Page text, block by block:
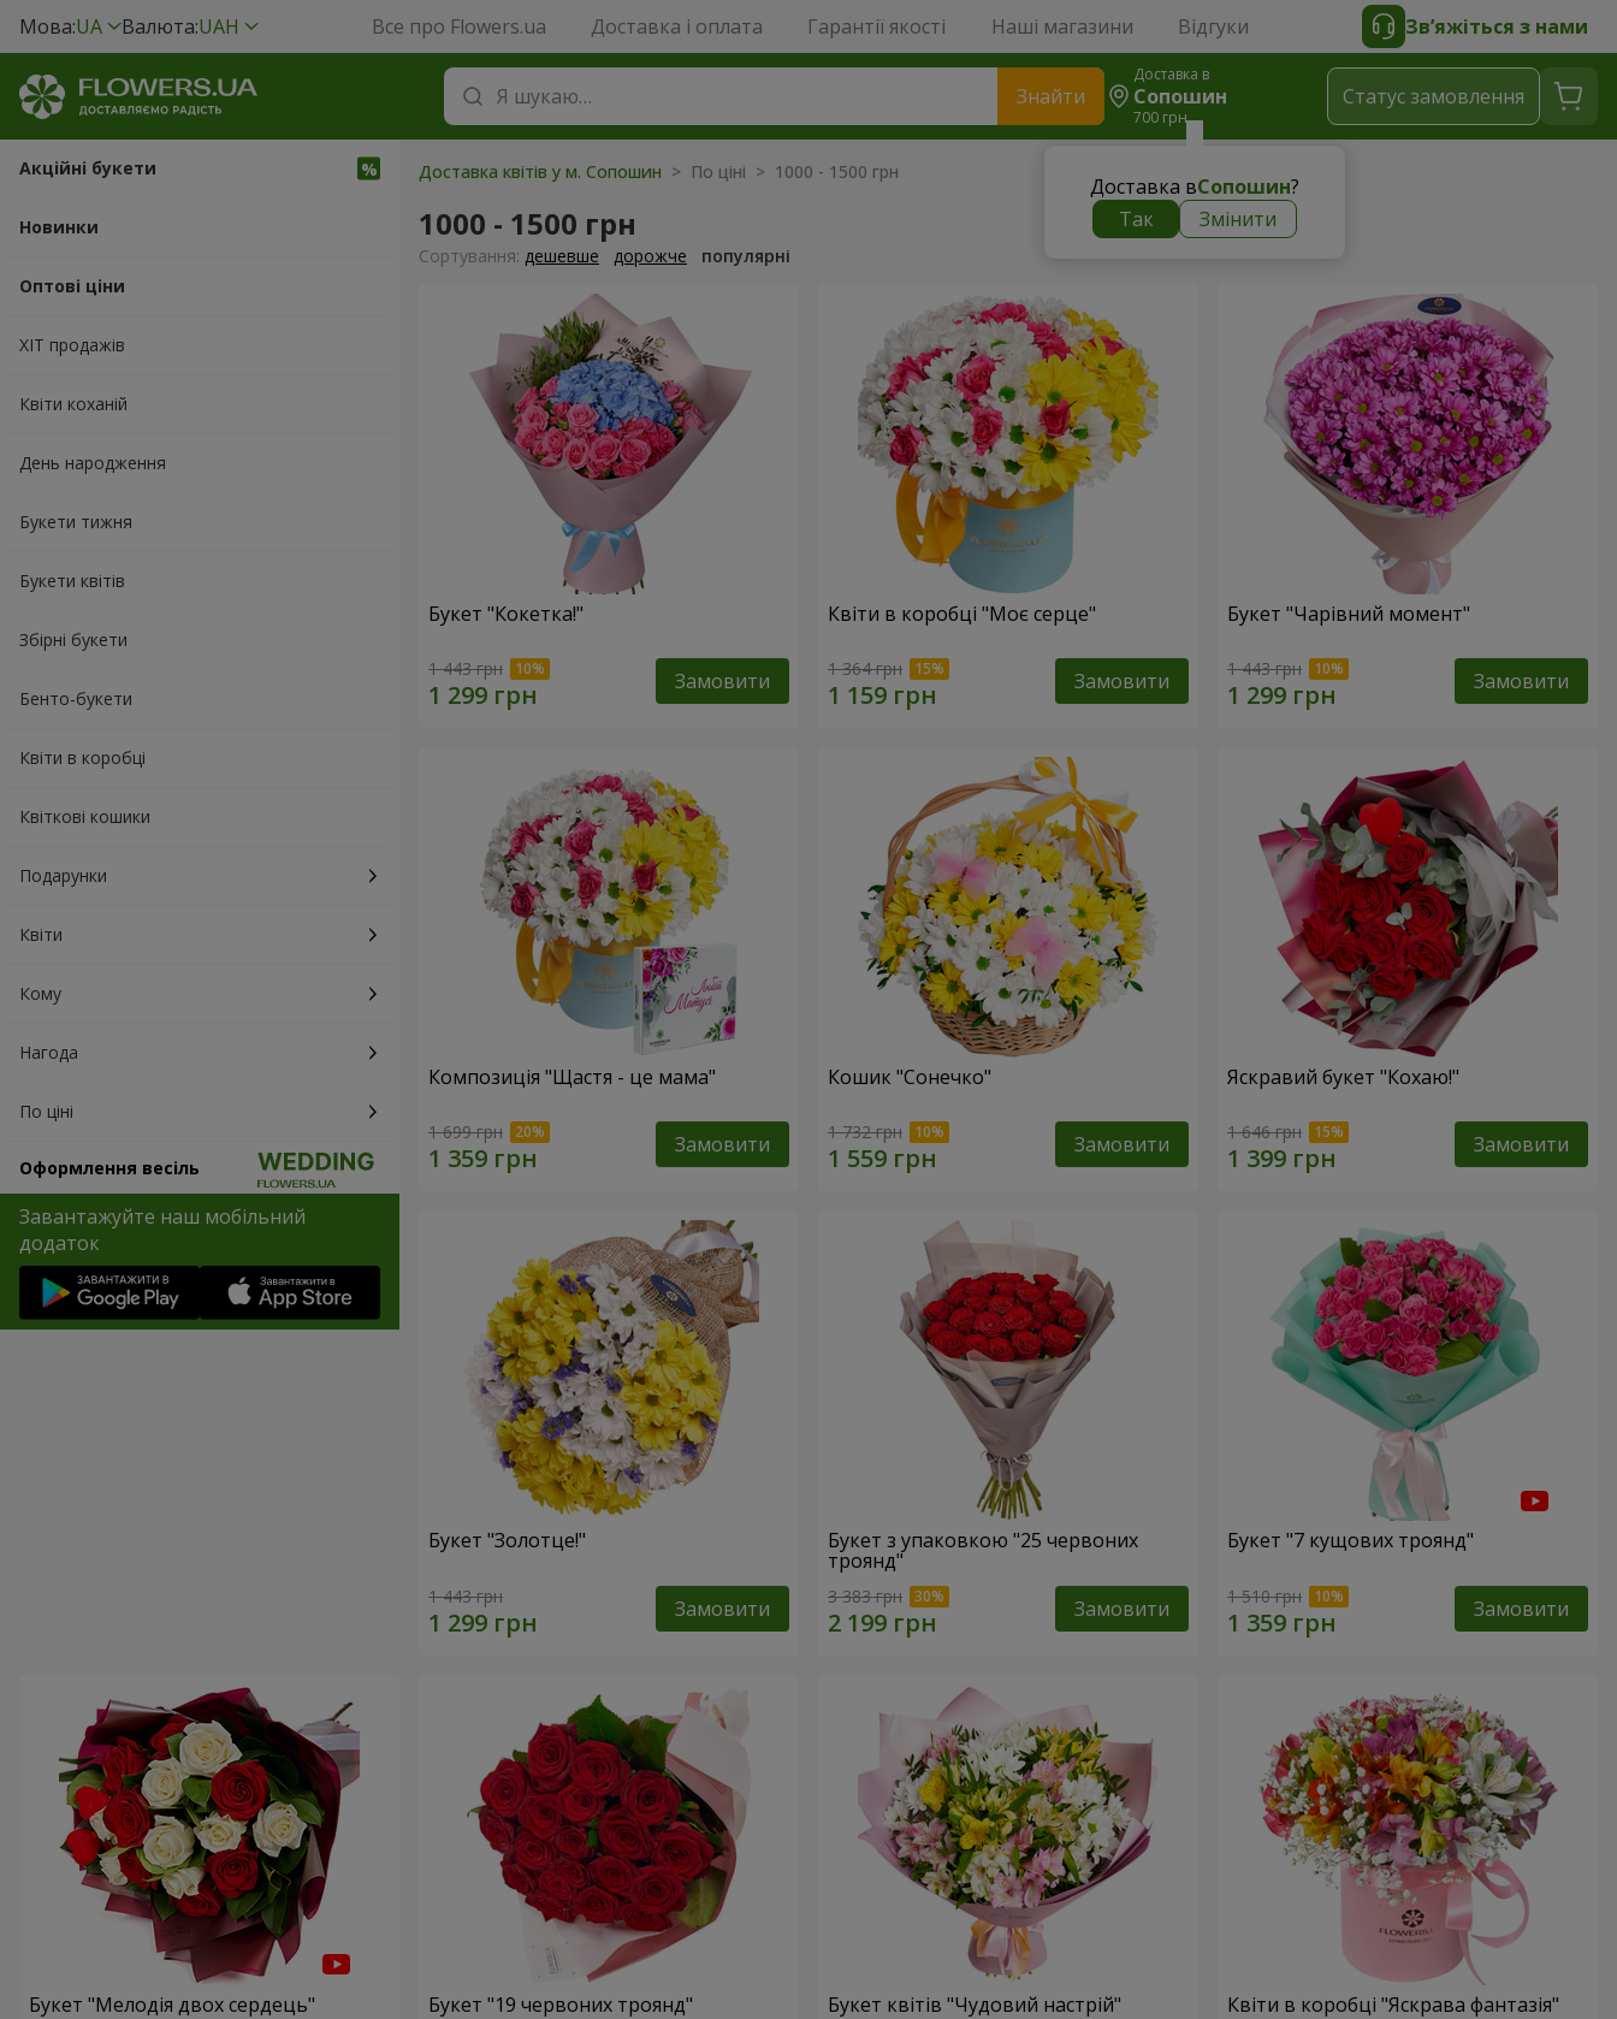
Мова:UA Валюта:UAH Все про Flowers.ua Доставка і оплата Гарантії якості Наші магазини Відгуки Зв’яжіться з нами
Знайти
Доставка в
Сопошин
700 грн
Доставка вСопошин?
Так
Змінити
Статус замовлення
Акційні букети
Новинки
Оптові ціни
ХІТ продажів
Квіти коханій
День народження
Букети тижня
Букети квітів
Збірні букети
Бенто-букети
Квіти в коробці
Квіткові кошики
Подарунки
Квіти
Кому
Нагода
По ціні
Оформлення весіль
Завантажуйте наш мобільний
додаток
Доставка квітів у м. Сопошин > По ціні > 1000 - 1500 грн
1000 - 1500 грн
Сортування: дешевше дорожче популярні
Букет "Кокетка!"
1 443 грн Замовити
Квіти в коробці "Моє серце"
1 364 грн Замовити
Букет "Чарівний момент"
1 443 грн Замовити
Композиція "Щастя - це мама"
1 699 грн Замовити
Кошик "Сонечко"
1 732 грн Замовити
Яскравий букет "Кохаю!"
1 646 грн Замовити
Букет "Золотце!"
1 443 грн Замовити
Букет з упаковкою "25 червоних
троянд"
3 383 грн Замовити
Букет "7 кущових троянд"
1 510 грн Замовити
Букет "Мелодія двох сердець" Букет "19 червоних троянд" Букет квітів "Чудовий настрій" Квіти в коробці "Яскрава фантазія"